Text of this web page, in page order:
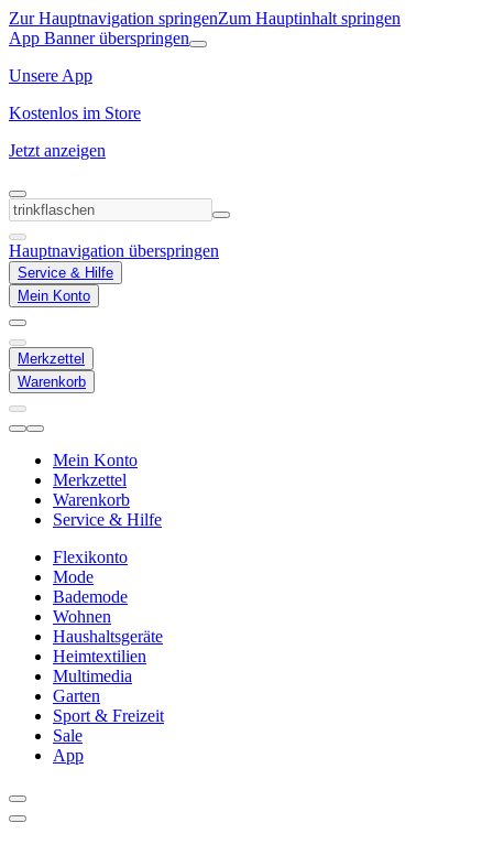
Zur Hauptnavigation springenZum Hauptinhalt springen
App Banner überspringen
Unsere App
Kostenlos im Store
Jetzt anzeigen
Hauptnavigation überspringen
Service & Hilfe
Mein Konto
Merkzettel
Warenkorb
Mein Konto
Merkzettel
Warenkorb
Service & Hilfe
Flexikonto
Mode
Bademode
Wohnen
Haushaltsgeräte
Heimtextilien
Multimedia
Garten
Sport & Freizeit
Sale
App